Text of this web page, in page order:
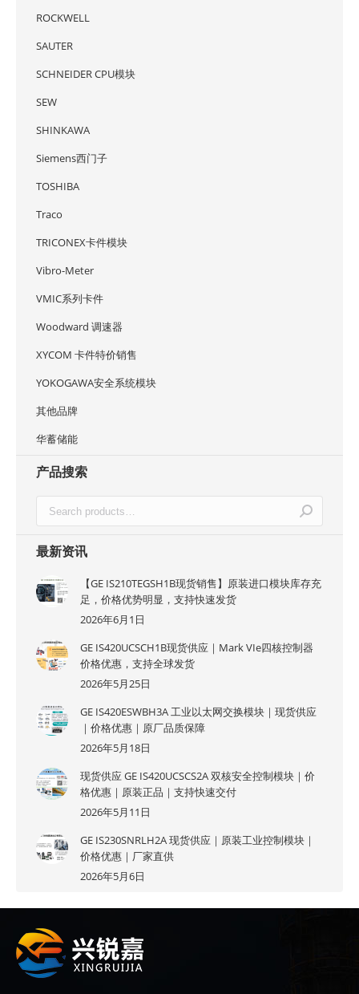
ROCKWELL
SAUTER
SCHNEIDER CPU模块
SEW
SHINKAWA
Siemens西门子
TOSHIBA
Traco
TRICONEX卡件模块
Vibro-Meter
VMIC系列卡件
Woodward 调速器
XYCOM 卡件特价销售
YOKOGAWA安全系统模块
其他品牌
华蓄储能
产品搜索
最新资讯
【GE IS210TEGSH1B现货销售】原装进口模块库存充
足，价格优势明显，支持快速发货
2026年6月1日
GE IS420UCSCH1B现货供应｜Mark VIe四核控制器
价格优惠，支持全球发货
2026年5月25日
GE IS420ESWBH3A 工业以太网交换模块｜现货供应
｜价格优惠｜原厂品质保障
2026年5月18日
现货供应 GE IS420UCSCS2A 双核安全控制模块｜价
格优惠｜原装正品｜支持快速交付
2026年5月11日
GE IS230SNRLH2A 现货供应｜原装工业控制模块｜
价格优惠｜厂家直供
2026年5月6日